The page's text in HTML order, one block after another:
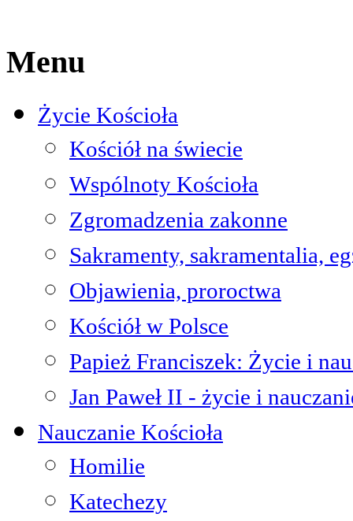
Menu
Życie Kościoła
Kościół na świecie
Wspólnoty Kościoła
Zgromadzenia zakonne
Sakramenty, sakramentalia,
Objawienia, proroctwa
Kościół w Polsce
Papież Franciszek: Życie i
Jan Paweł II - życie i
Nauczanie Kościoła
Homilie
Katechezy